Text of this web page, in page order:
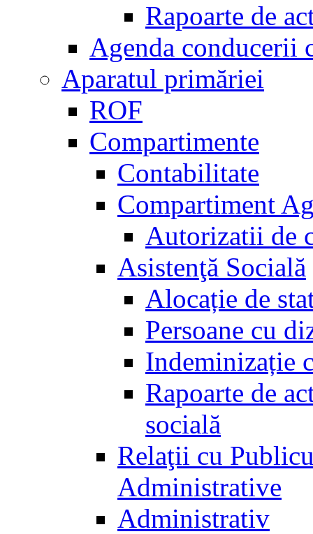
Rapoarte de
Agenda conducerii
Aparatul primăriei
ROF
Compartimente
Contabilitate
Compartiment
Autorizatii de
Asistenţă Socială
Alocație de
Persoane cu
Indeminizație
Rapoarte de
socială
Relaţii cu
Administrative
Administrativ